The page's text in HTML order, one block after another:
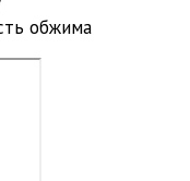
обжима